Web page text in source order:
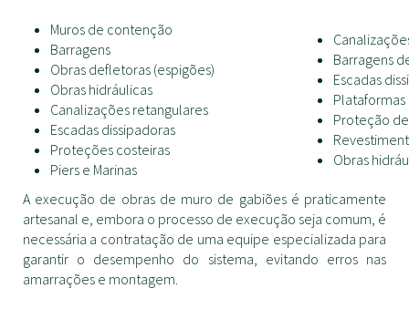
Muros de contenção
Barragens
Obras defletoras (espigões)
Obras hidráulicas
Canalizações retangulares
Escadas dissipadoras
Proteções costeiras
Piers e Marinas
Barragens
Escadas
Proteção
Obras
A execução de obras de muro de gabiões é praticamente
artesanal e, embora o processo de execução seja comum, é
necessária a contratação de uma equipe especializada para
garantir o desempenho do sistema, evitando erros nas
amarrações e montagem.